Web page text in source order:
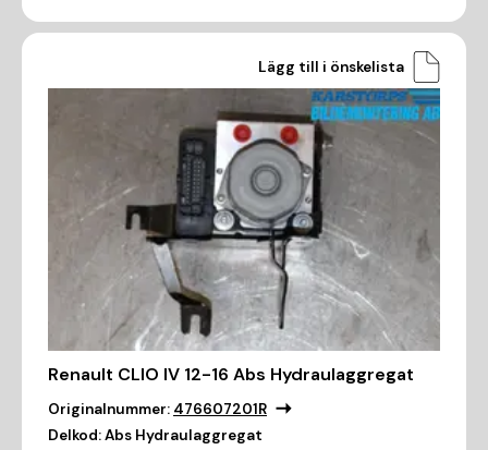
Lägg till i önskelista
Renault CLIO IV 12-16 Abs Hydraulaggregat
Originalnummer: 476607201R
Delkod:Abs Hydraulaggregat